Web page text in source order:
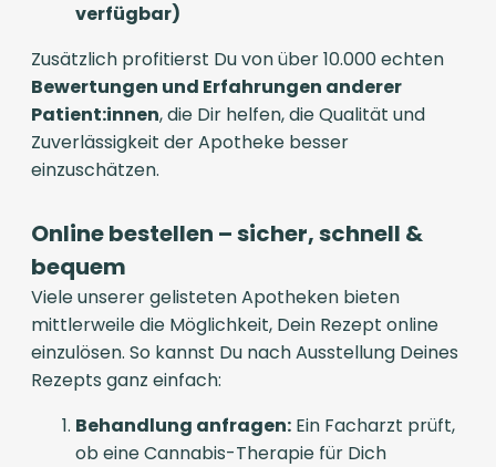
verfügbar)
Zusätzlich profitierst Du von über 10.000 echten
Bewertungen und Erfahrungen anderer
Patient:innen, die Dir helfen, die Qualität und
Zuverlässigkeit der Apotheke besser
einzuschätzen.
Online bestellen – sicher, schnell &
bequem
Viele unserer gelisteten Apotheken bieten
mittlerweile die Möglichkeit, Dein Rezept online
einzulösen. So kannst Du nach Ausstellung Deines
Rezepts ganz einfach:
Behandlung anfragen: Ein Facharzt prüft,
ob eine Cannabis-Therapie für Dich